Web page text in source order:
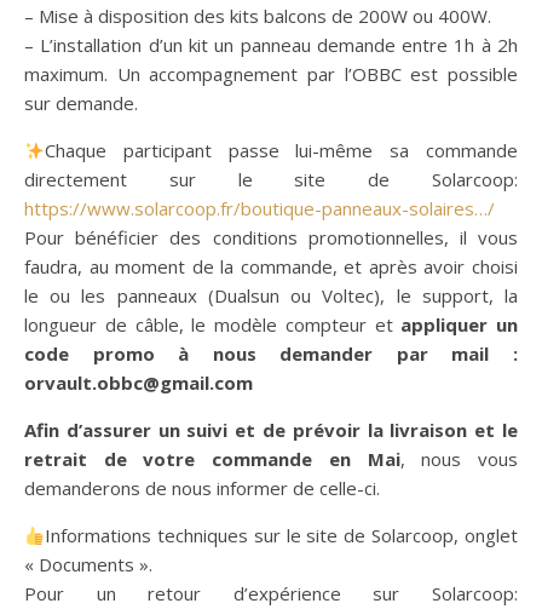
– Mise à disposition des kits balcons de 200W ou 400W.
– L’installation d’un kit un panneau demande entre 1h à 2h
maximum. Un accompagnement par l’OBBC est possible
sur demande.
Chaque participant passe lui-même sa commande
directement sur le site de Solarcoop:
https://www.solarcoop.fr/boutique-panneaux-solaires…/
Pour bénéficier des conditions promotionnelles, il vous
faudra, au moment de la commande, et après avoir choisi
le ou les panneaux (Dualsun ou Voltec), le support, la
longueur de câble, le modèle compteur et appliquer un
code promo à nous demander par mail :
orvault.obbc@gmail.com
Afin d’assurer un suivi et de prévoir la livraison et le
retrait de votre commande en Mai, nous vous
demanderons de nous informer de celle-ci.
Informations techniques sur le site de Solarcoop, onglet
« Documents ».
Pour un retour d’expérience sur Solarcoop: